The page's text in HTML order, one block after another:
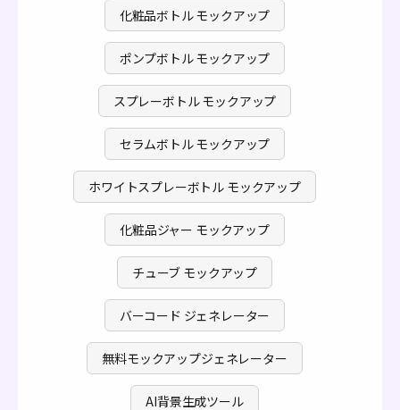
化粧品ボトル モックアップ
ポンプボトル モックアップ
スプレーボトル モックアップ
セラムボトル モックアップ
ホワイトスプレーボトル モックアップ
化粧品ジャー モックアップ
チューブ モックアップ
バーコード ジェネレーター
無料モックアップジェネレーター
AI背景生成ツール